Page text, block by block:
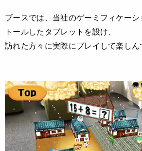
ブースでは、当社のゲーミフィケー
トールしたタブレットを設け、
訪れた方々に実際にプレイして楽しん